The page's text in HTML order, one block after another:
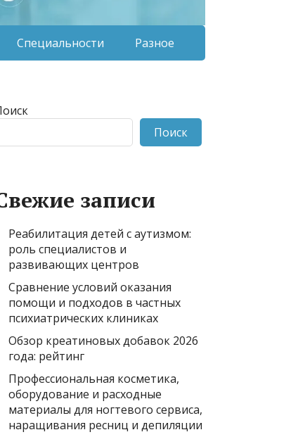
Специальности Разное
Поиск
записи
Реабилитация детей с аутизмом:
роль специалистов и
развивающих центров
Сравнение условий оказания
помощи и подходов в частных
психиатрических клиниках
Обзор креатиновых добавок 2026
года: рейтинг
Профессиональная косметика,
оборудование и расходные
материалы для ногтевого сервиса,
наращивания ресниц и депиляции